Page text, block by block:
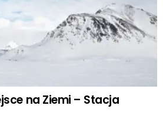
na Ziemi – Stacja